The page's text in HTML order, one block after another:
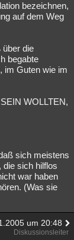
bezeichnen,
auf dem Weg
über die
begabte
im Guten wie im
WOLLTEN,
sich meistens
die sich hilflos
war haben
(Was sie
um 20:48
Diskussionsleiter